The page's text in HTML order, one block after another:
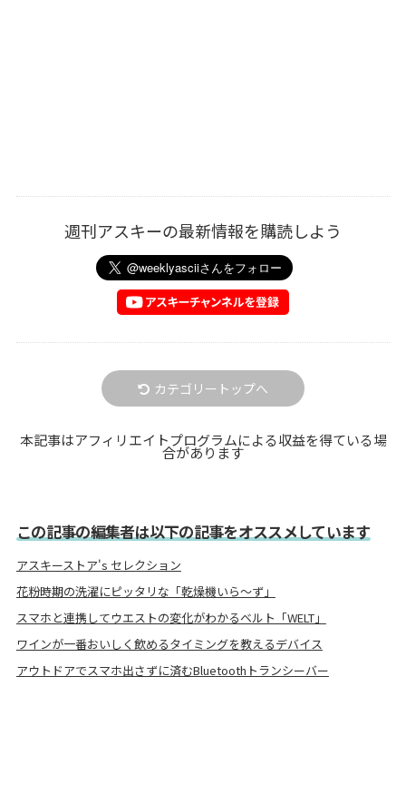
週刊アスキーの最新情報を購読しよう
カテゴリートップへ
本記事はアフィリエイトプログラムによる収益を得ている場
合があります
この記事の編集者は以下の記事をオススメしています
アスキーストア's セレクション
花粉時期の洗濯にピッタリな「乾燥機いら〜ず」
スマホと連携してウエストの変化がわかるベルト「WELT」
ワインが一番おいしく飲めるタイミングを教えるデバイス
アウトドアでスマホ出さずに済むBluetoothトランシーバー